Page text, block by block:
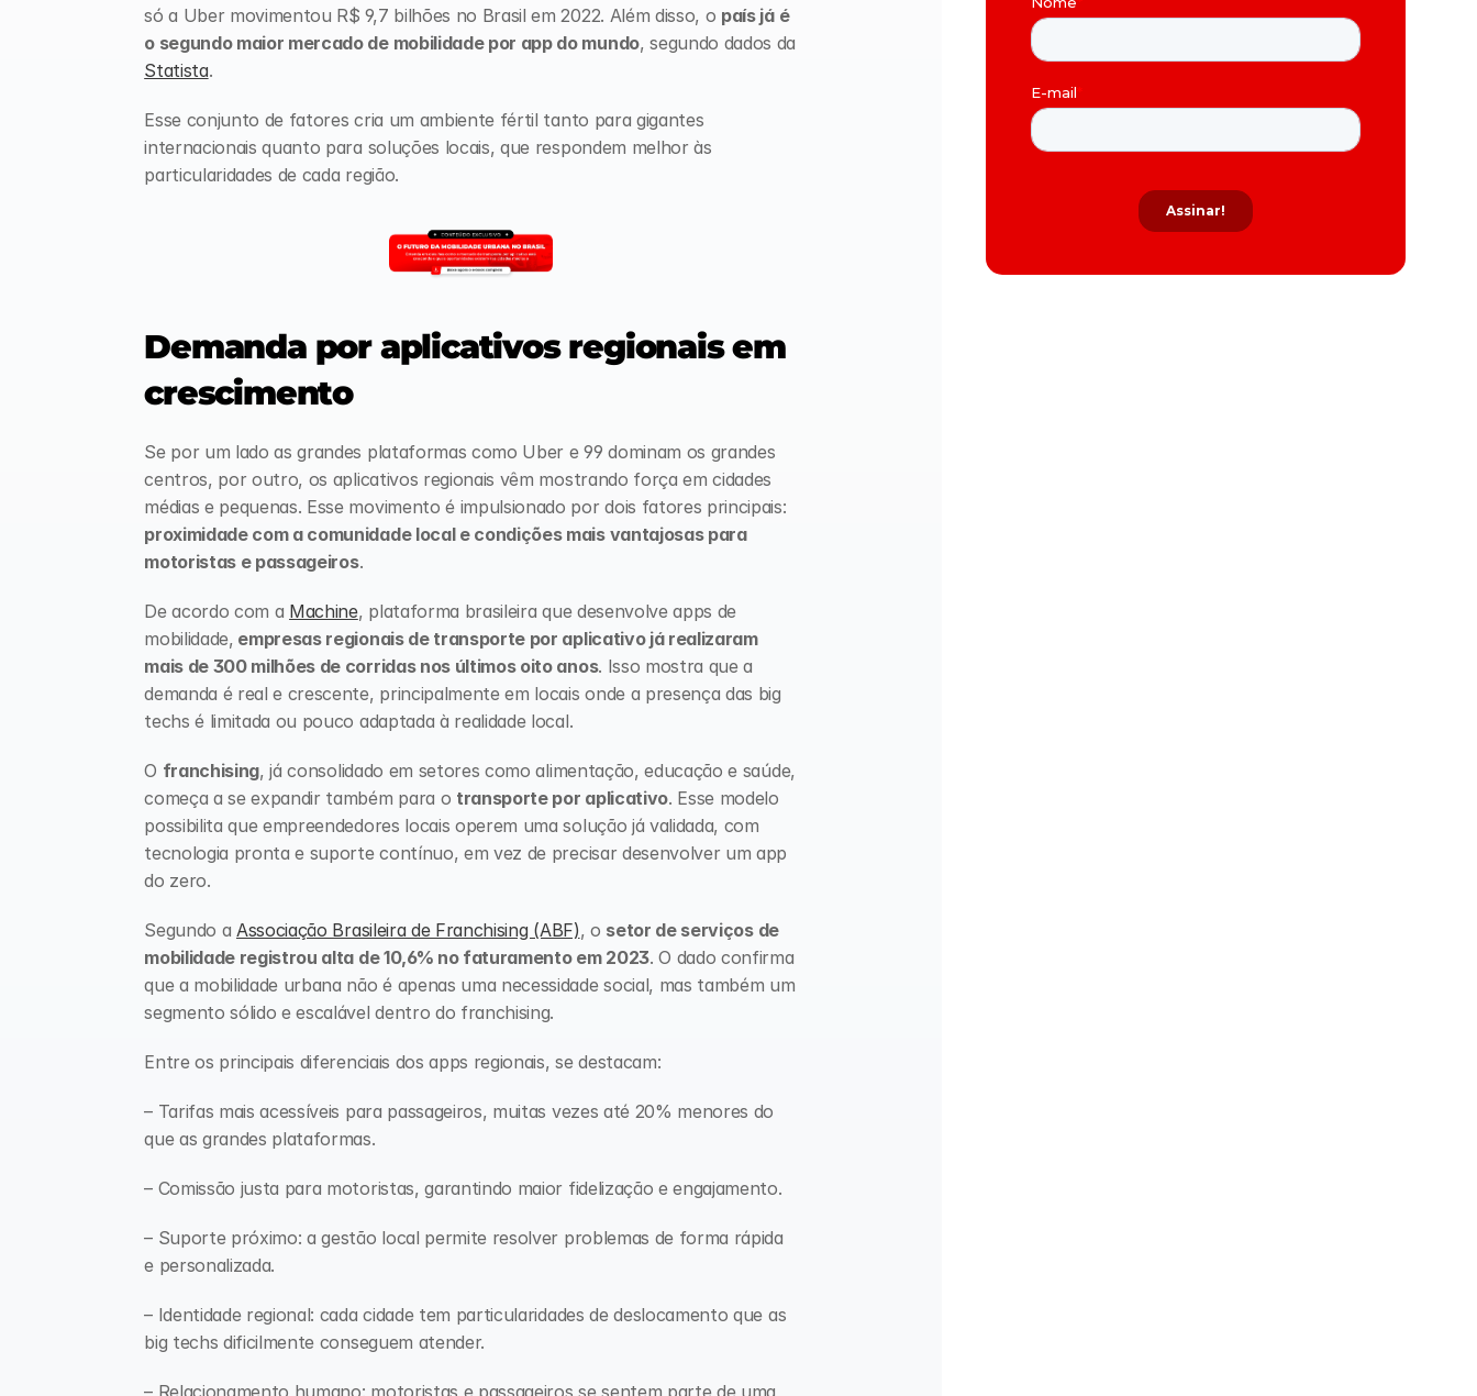
só a Uber movimentou R$ 9,7 bilhões no Brasil em 2022. Além disso, o país já é
o segundo maior mercado de mobilidade por app do mundo
Statista.
Esse conjunto de fatores cria um ambiente fértil tanto para gigantes
internacionais quanto para soluções locais, que respondem melhor às
particularidades de cada região.
Demanda por aplicativos regionais em
crescimento
Se por um lado as grandes plataformas como Uber e 99 dominam os grandes
centros, por outro, os aplicativos regionais vêm mostrando força em cidades
proximidade com a comunidade local e condições mais vantajosas para
motoristas e passageiros.
De acordo com a Machine, plataforma brasileira que desenvolve apps de
mobilidade, empresas regionais de transporte por aplicativo já realizaram
mais de 300 milhões de corridas nos últimos oito anos. Isso mostra que a
demanda é real e crescente, principalmente em locais onde a presença das big
techs é limitada ou pouco adaptada à realidade local.
O franchising, já consolidado em setores como alimentação, educação e saúde,
começa a se expandir também para o transporte por aplicativo. Esse modelo
possibilita que empreendedores locais operem uma solução já validada, com
tecnologia pronta e suporte contínuo, em vez de precisar desenvolver um app
do zero.
Segundo a Associação Brasileira de Franchising (ABF), o setor de serviços de
mobilidade registrou alta de 10,6% no faturamento em 2023. O dado confirma
que a mobilidade urbana não é apenas uma necessidade social, mas também um
segmento sólido e escalável dentro do franchising.
Entre os principais diferenciais dos apps regionais, se destacam:
– Tarifas mais acessíveis para passageiros, muitas vezes até 20% menores do
que as grandes plataformas.
– Comissão justa para motoristas, garantindo maior fidelização e engajamento.
– Suporte próximo: a gestão local permite resolver problemas de forma rápida
e personalizada.
– Identidade regional: cada cidade tem particularidades de deslocamento que as
big techs dificilmente conseguem atender.
– Relacionamento humano: motoristas e passageiros se sentem parte de uma